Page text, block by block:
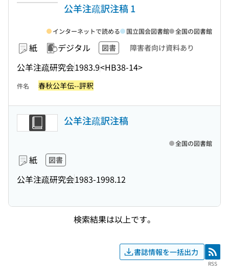
公羊注疏訳注稿 1
紙 デジタル 図書 障害者向け資料あり
公羊注疏研究会1983.9<HB38-14>
インターネットで読める 国立国会図書館 全国の図書館
件名 春秋公羊伝--評釈
公羊注疏訳注稿
紙 図書
公羊注疏研究会1983-1998.12
全国の図書館
検索結果は以上です。
書誌情報を一括出力 RSS
RSS